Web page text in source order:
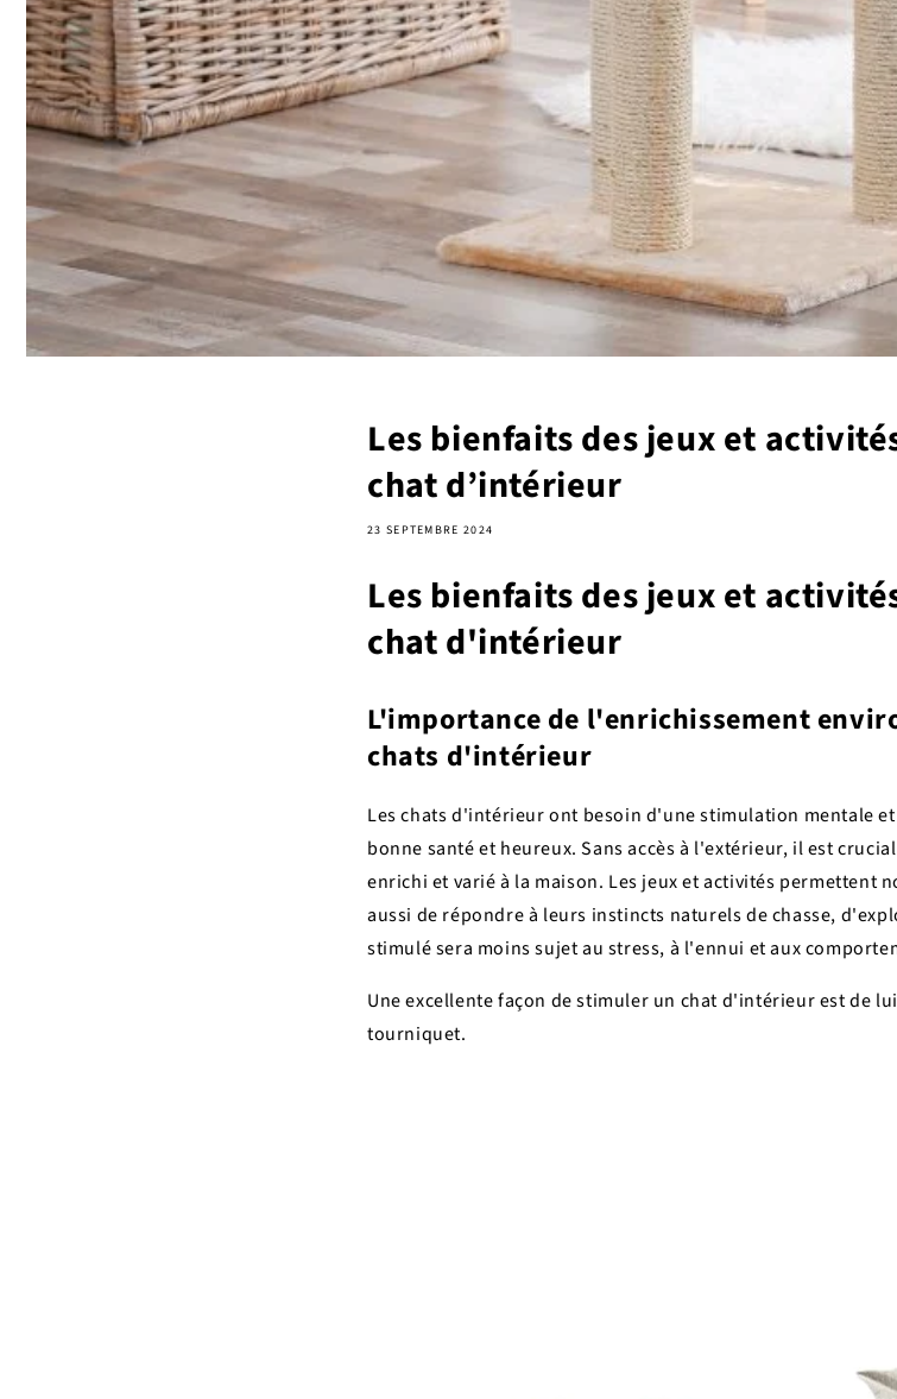
Les bienfaits des jeux et
chat d’intérieur
23 SEPTEMBRE 2024
Les bienfaits des jeux et
chat d'intérieur
L'importance de l'enrichissement
chats d'intérieur
Les chats d'intérieur ont besoin d'une stimulation mentale
bonne santé et heureux. Sans accès à l'extérieur, il est
enrichi et varié à la maison. Les jeux et activités permettent
aussi de répondre à leurs instincts naturels de chasse,
stimulé sera moins sujet au stress, à l'ennui et aux
Une excellente façon de stimuler un chat d'intérieur est de
tourniquet.